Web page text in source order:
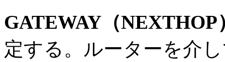
GATEWAY（NEXTHOP
定する。ルーターを介